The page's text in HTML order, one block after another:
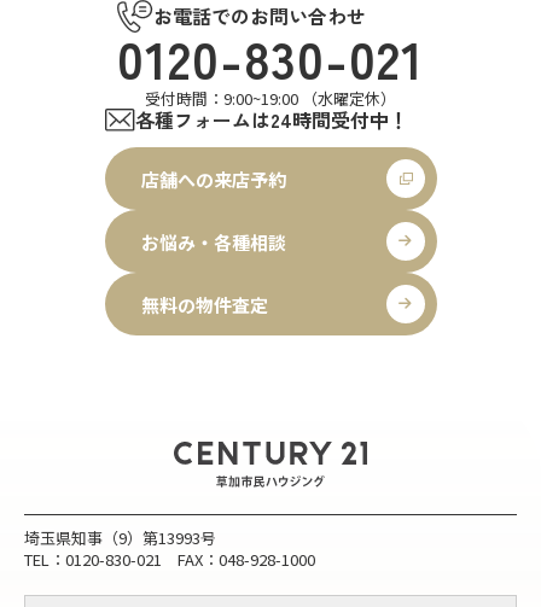
お電話でのお問い合わせ
0120-830-021
受付時間：9:00~19:00 （水曜定休）
各種フォームは24時間受付中！
店舗への来店予約
お悩み・各種相談
無料の物件査定
埼玉県知事（9）第13993号
TEL：0120-830-021 FAX：048-928-1000